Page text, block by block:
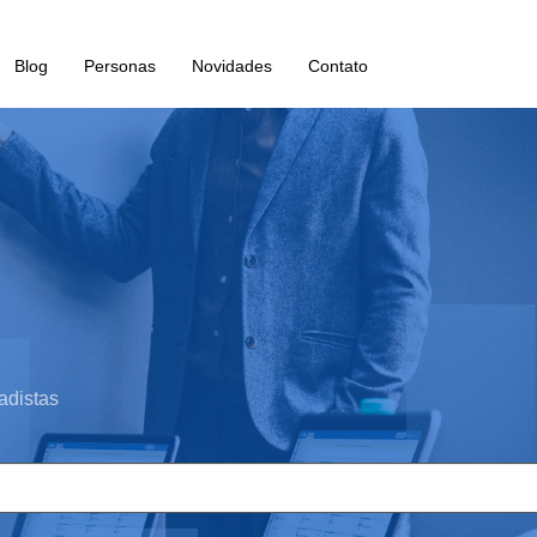
Blog Personas Novidades Contato